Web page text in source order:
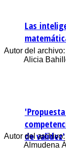
Las
Autor del archivo:
Alicia
de validez'
Autor del archivo:
Almudena